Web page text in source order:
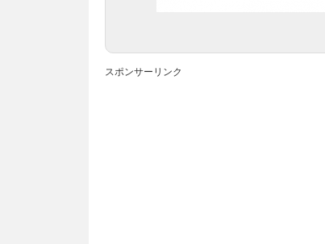
スポンサーリンク